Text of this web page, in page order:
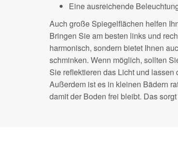
Eine ausreichende
Auch große Spiegelflächen helfen
Bringen Sie am besten links und
harmonisch, sondern bietet Ihnen
schminken. Wenn möglich, sollten
Sie reflektieren das Licht und
Außerdem ist es in kleinen Bädern
damit der Boden frei bleibt. Das